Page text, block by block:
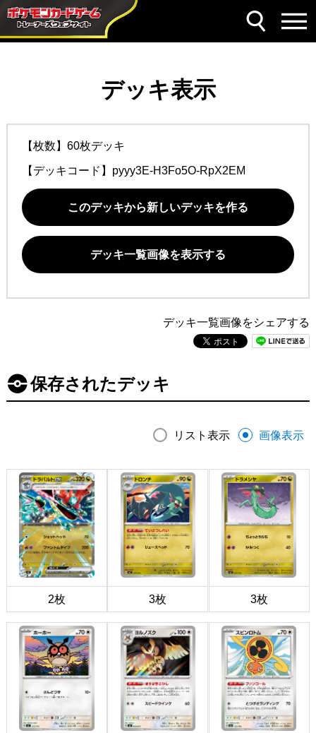
デッキ表示
【枚数】60枚デッキ
【デッキコード】 pyyy3E-H3Fo5O-RpX2EM
このデッキから新しいデッキを作る
デッキ一覧画像を表示する
デッキ一覧画像をシェアする
保存されたデッキ
リスト表示 画像表示
2枚 3枚 3枚